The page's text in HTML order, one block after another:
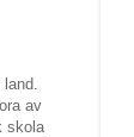
av
skola